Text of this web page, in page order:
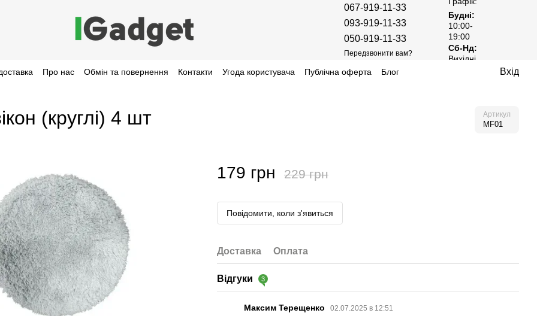
067-919-11-33
093-919-11-33
050-919-11-33
Передзвонити вам?
Будні:
10:00-
19:00
Сб-Нд:
Вихідні
Про нас Обмін та повернення Контакти Угода користувача Публічна оферта Блог Вхід
(круглі) 4 шт Артикул
MF01
179 грн 229 грн
Повідомити, коли з'явиться
Доставка Оплата
Відгуки 3
Максим Терещенко 02.07.2025 в 12:51